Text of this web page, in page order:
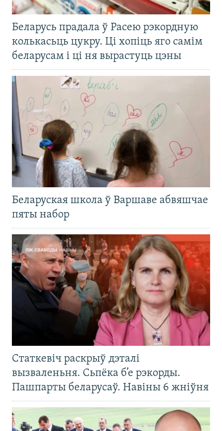
Беларусь прадала ў Расею рэкордную
колькасьць цукру. Ці хопіць яго самім
беларусам і ці ня вырастуць цэны
Беларуская школа ў Варшаве абвяшчае
пяты набор
Статкевіч раскрыў дэталі
вызваленьня. Сьпёка б’е рэкорды.
Пашпарты беларусаў. Навіны 6 жніўня